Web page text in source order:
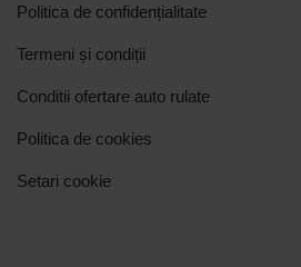
Politica de confidențialitate
Termeni și condiții
Conditii ofertare auto rulate
Politica de cookies
Setari cookie